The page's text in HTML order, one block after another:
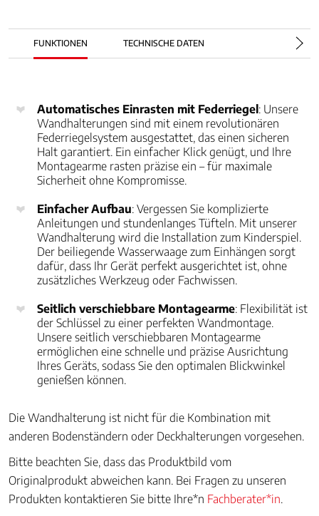
FUNKTIONEN TECHNISCHE DATEN
Automatisches Einrasten mit Federriegel: Unsere
Wandhalterungen sind mit einem revolutionären
Federriegelsystem ausgestattet, das einen sicheren
Halt garantiert. Ein einfacher Klick genügt, und Ihre
Montagearme rasten präzise ein – für maximale
Sicherheit ohne Kompromisse.
Einfacher Aufbau: Vergessen Sie komplizierte
Anleitungen und stundenlanges Tüfteln. Mit unserer
Wandhalterung wird die Installation zum Kinderspiel.
Der beiliegende Wasserwaage zum Einhängen sorgt
dafür, dass Ihr Gerät perfekt ausgerichtet ist, ohne
zusätzliches Werkzeug oder Fachwissen.
Seitlich verschiebbare Montagearme: Flexibilität ist
der Schlüssel zu einer perfekten Wandmontage.
Unsere seitlich verschiebbaren Montagearme
ermöglichen eine schnelle und präzise Ausrichtung
Ihres Geräts, sodass Sie den optimalen Blickwinkel
genießen können.
Die Wandhalterung ist nicht für die Kombination mit
anderen Bodenständern oder Deckhalterungen vorgesehen.
Bitte beachten Sie, dass das Produktbild vom
Originalprodukt abweichen kann. Bei Fragen zu unseren
Produkten kontaktieren Sie bitte Ihre*n Fachberater*in.